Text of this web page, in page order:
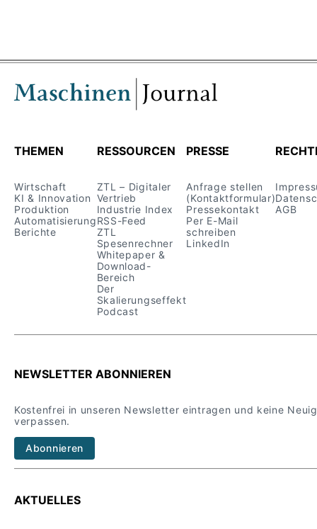
THEMEN
Wirtschaft
KI & Innovation
Produktion
Automatisierung
Berichte
RESSOURCEN
ZTL – Digitaler
Vertrieb
Industrie Index
RSS-Feed
ZTL
Spesenrechner
Whitepaper &
Download-
Bereich
Der
Skalierungseffekt
Podcast
PRESSE
Anfrage stellen
(Kontaktformular)
Pressekontakt
Per E-Mail
schreiben
LinkedIn
AGB
NEWSLETTER ABONNIEREN
Kostenfrei in unseren Newsletter eintragen und keine
verpassen.
Abonnieren
AKTUELLES